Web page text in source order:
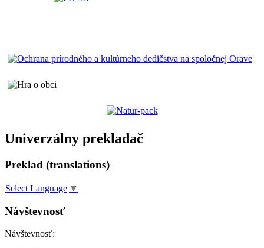
Univerzálny prekladač
Preklad (translations)
Select Language ▼
Návštevnosť
Návštevnosť: